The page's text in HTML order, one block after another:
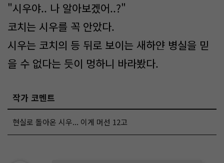
"시우야.. 나 알아보겠어..?"
코치는 시우를 꼭 안았다.
시우는 코치의 등 뒤로 보이는 새하얀 병실을 믿
을 수 없다는 듯이 멍하니 바라봤다.
작가 코멘트
현실로 돌아온 시우... 이게 머선 12고